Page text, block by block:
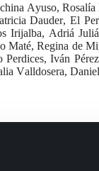
Ayuso, Rosalía
Dauder, El
Irijalba, Adriá
Maté, Regina de
Iván
Valldosera,